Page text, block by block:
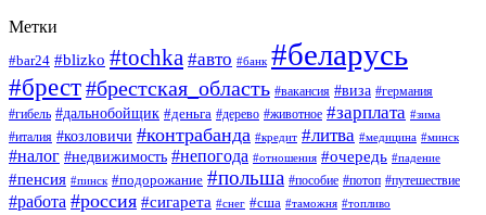
Метки
#bar24 #blizko #tochka #авто #банк #беларусь
#брест#брестская_область #вакансия #виза #германия
#гибель #дальнобойщик #деньга #дерево #животное #зарплата #зима
#италия #козловичи #контрабанда #кредит #литва #медицина #минск
#налог #недвижимость #непогода #отношения #очередь #падение
#пенсия #пинск #подорожание #польша #пособие #потоп #путешествие
#работа #россия #сигарета #снег #сша #таможня #топливо